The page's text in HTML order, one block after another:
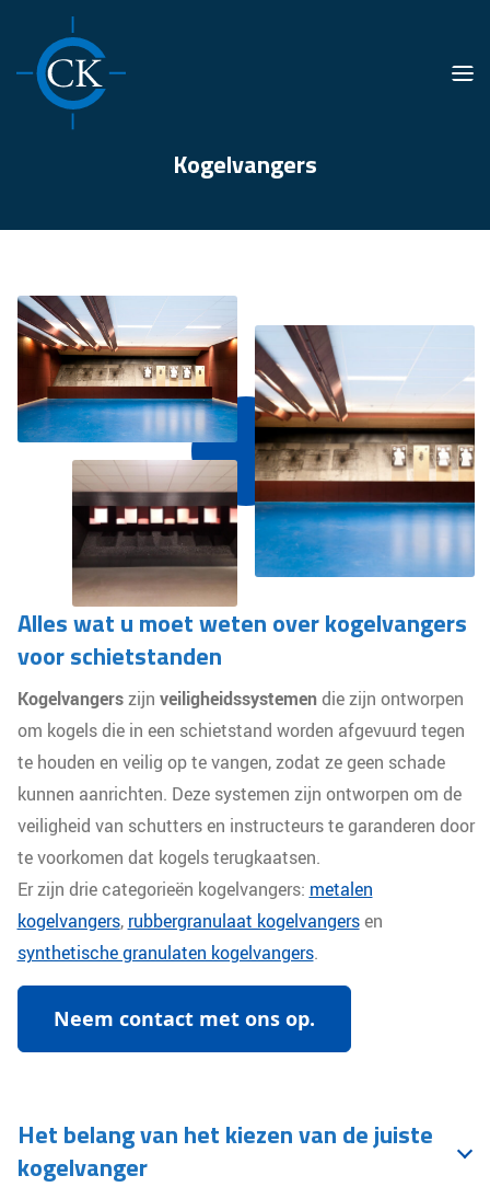
Kogelvangers
Alles wat u moet weten over kogelvangers
voor schietstanden
Kogelvangerszijn veiligheidssystemendie zijn ontworpen
om kogels die in een schietstand worden afgevuurd tegen
te houden en veilig op te vangen, zodat ze geen schade
kunnen aanrichten. Deze systemen zijn ontworpen om de
veiligheid van schutters en instructeurs te garanderen door
te voorkomen dat kogels terugkaatsen.
Er zijn drie categorieën kogelvangers: metalen
kogelvangers, rubbergranulaat kogelvangersen
synthetische granulaten kogelvangers.
Neem contact met ons op.
Het belang van het kiezen van de juiste
kogelvanger